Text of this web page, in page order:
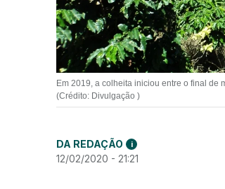
Em 2019, a colheita iniciou entre o final de
(Crédito: Divulgação )
DA REDAÇÃO i
12/02/2020 - 21:21